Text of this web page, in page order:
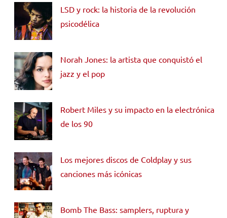
LSD y rock: la historia de la revolución
psicodélica
Norah Jones: la artista que conquistó el
jazz y el pop
Robert Miles y su impacto en la electrónica
de los 90
Los mejores discos de Coldplay y sus
canciones más icónicas
Bomb The Bass: samplers, ruptura y